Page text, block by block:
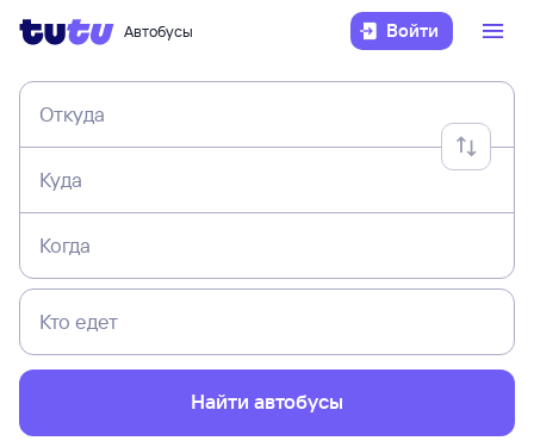
Автобусы Войти
Откуда
Куда
Когда
Кто едет
Найти автобусы